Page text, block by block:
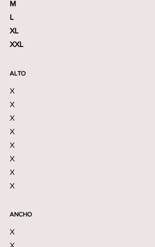
M
L
XL
XXL
ALTO
X
X
X
X
X
X
X
X
ANCHO
X
X